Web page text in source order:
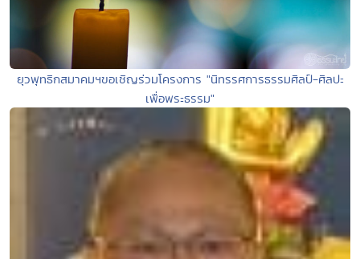
ยุวพุทธิกสมาคมฯขอเชิญร่วมโครงการ "นิทรรศการธรรมศิลป์-ศิลปะ
เพื่อพระธรรม"